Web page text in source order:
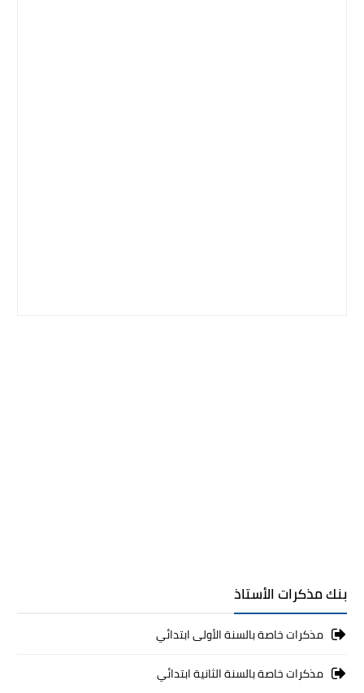
بنك مذكرات الأستاذ
مذكرات خاصة بالسنة الأولى ابتدائي
مذكرات خاصة بالسنة الثانية ابتدائي